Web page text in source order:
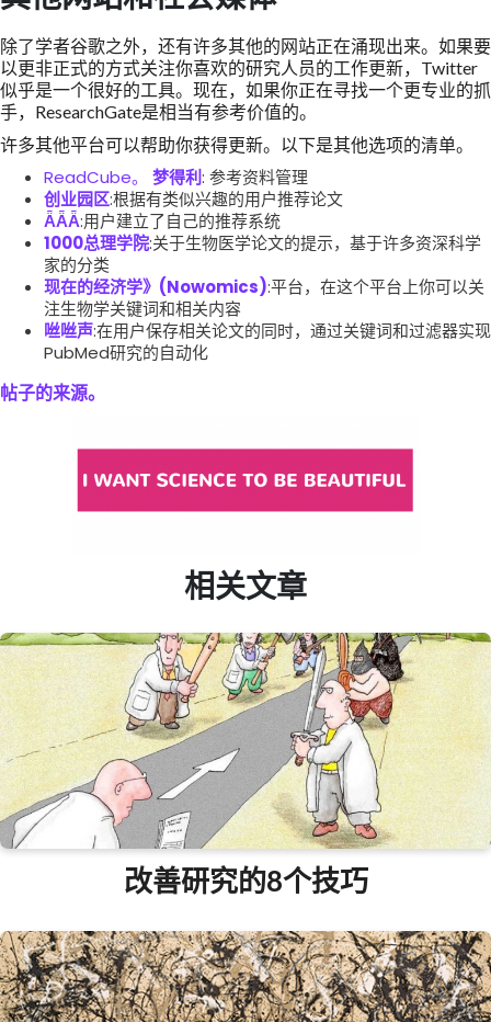
除了学者谷歌之外，还有许多其他的网站正在涌现出来。如果要
以更非正式的方式关注你喜欢的研究人员的工作更新，Twitter
似乎是一个很好的工具。现在，如果你正在寻找一个更专业的抓
手，ResearchGate是相当有参考价值的。
许多其他平台可以帮助你获得更新。以下是其他选项的清单。
ReadCube。 梦得利: 参考资料管理
创业园区:根据有类似兴趣的用户推荐论文
ǞǞǞ:用户建立了自己的推荐系统
1000总理学院:关于生物医学论文的提示，基于许多资深科学
家的分类
现在的经济学》(Nowomics):平台，在这个平台上你可以关
注生物学关键词和相关内容
咝咝声:在用户保存相关论文的同时，通过关键词和过滤器实现
PubMed研究的自动化
帖子的来源。
相关文章
改善研究的8个技巧